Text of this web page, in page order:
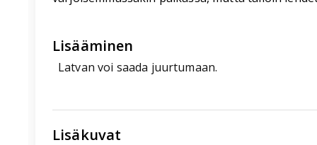
Lisääminen
Latvan voi saada juurtumaan.
Lisäkuvat